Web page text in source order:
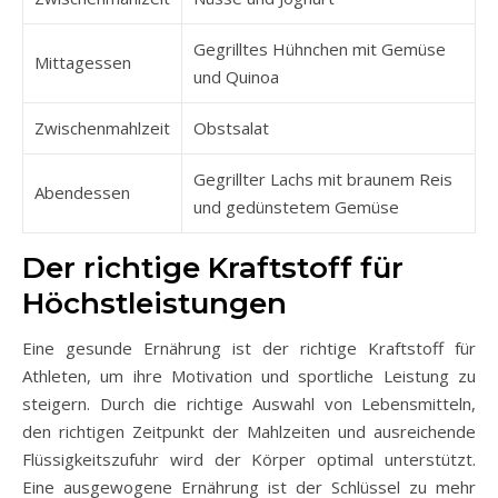
Mittagessen
Gegrilltes Hühnchen mit Gemüse
und Quinoa
Zwischenmahlzeit Obstsalat
Abendessen
Gegrillter Lachs mit braunem Reis
und gedünstetem Gemüse
Der richtige Kraftstoff für
Höchstleistungen
Eine gesunde Ernährung ist der richtige Kraftstoff für
Athleten, um ihre Motivation und sportliche Leistung zu
steigern. Durch die richtige Auswahl von Lebensmitteln,
den richtigen Zeitpunkt der Mahlzeiten und ausreichende
Flüssigkeitszufuhr wird der Körper optimal unterstützt.
Eine ausgewogene Ernährung ist der Schlüssel zu mehr